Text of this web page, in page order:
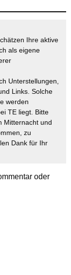
Ihre aktive
als eigene
Unterstellungen,
Links. Solche
werden
TE liegt. Bitte
Mitternacht und
zu
Dank für Ihr
oder